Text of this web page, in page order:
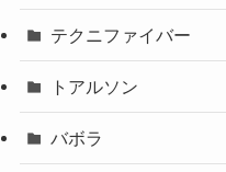
テクニファイバー
トアルソン
バボラ